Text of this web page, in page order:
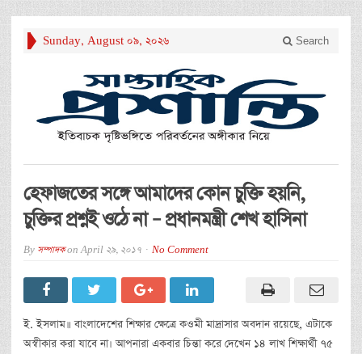
Sunday, August 09, 2026 Search
হেফাজতের সঙ্গে আমাদের কোন চুক্তি হয়নি,
চুক্তির প্রশ্নই ওঠে না – প্রধানমন্ত্রী শেখ হাসিনা
By সম্পাদকonApril 29, 2017 No Comment
ই. ইসলাম॥ বাংলাদেশের শিক্ষার ক্ষেত্রে কওমী মাদ্রাসার অবদান রয়েছে, এটাকে
অস্বীকার করা যাবে না। আপনারা একবার চিন্তা করে দেখেন ১৪ লাখ শিক্ষার্থী ৭৫